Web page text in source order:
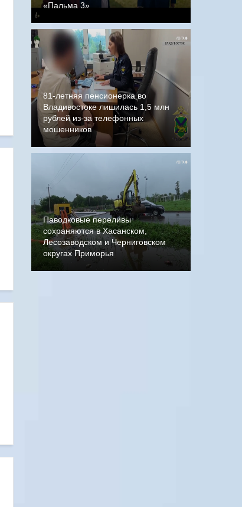
«Пальма 3»
81-летняя пенсионерка во
Владивостоке лишилась 1,5 млн
рублей из-за телефонных
мошенников
Паводковые переливы
сохраняются в Хасанском,
Лесозаводском и Черниговском
округах Приморья